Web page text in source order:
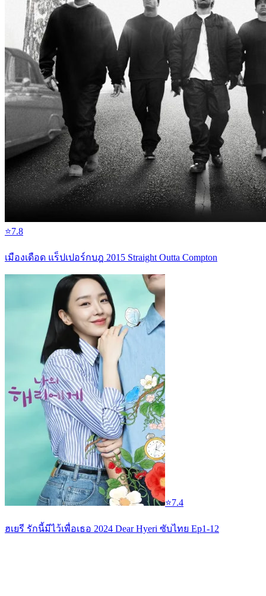
⭐7.8
เมืองเดือด แร็ปเปอร์กบฎ 2015 Straight Outta Compton
⭐7.4
ฮเยรี รักนี้มีไว้เพื่อเธอ 2024 Dear Hyeri ซับไทย Ep1-12